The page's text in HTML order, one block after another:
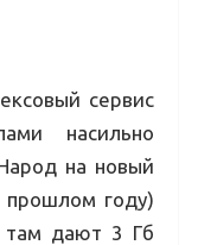
сервис
насильно
на новый
прошлом году)
там дают 3 Гб